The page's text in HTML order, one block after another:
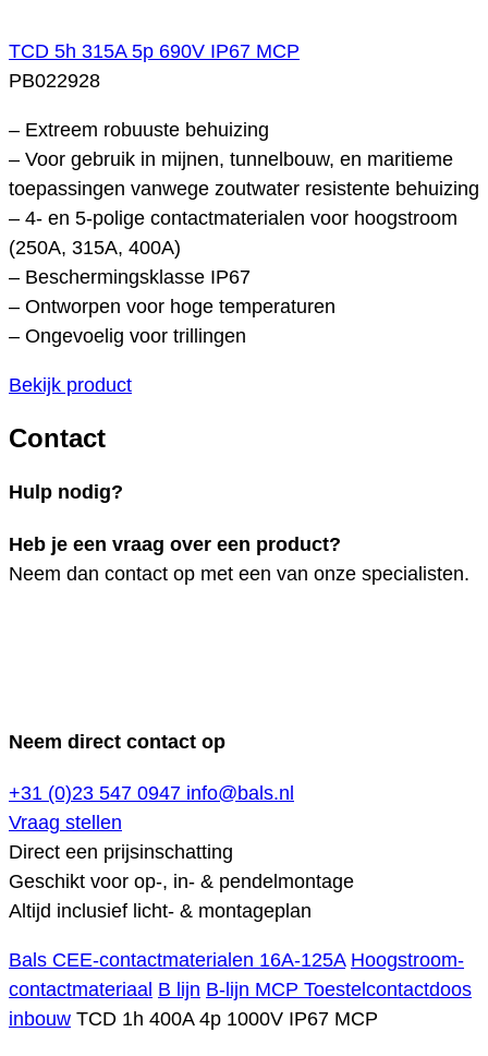
TCD 5h 315A 5p 690V IP67 MCP
PB022928
– Extreem robuuste behuizing
– Voor gebruik in mijnen, tunnelbouw, en maritieme
toepassingen vanwege zoutwater resistente behuizing
– 4- en 5-polige contactmaterialen voor hoogstroom
(250A, 315A, 400A)
– Beschermingsklasse IP67
– Ontworpen voor hoge temperaturen
– Ongevoelig voor trillingen
Bekijk product
Contact
Hulp nodig?
Heb je een vraag over een product?
Neem dan contact op met een van onze specialisten.
Neem direct contact op
+31 (0)23 547 0947 info@bals.nl
Vraag stellen
Direct een prijsinschatting
Geschikt voor op-, in- & pendelmontage
Altijd inclusief licht- & montageplan
Bals CEE-contactmaterialen 16A-125A Hoogstroom-
contactmateriaal B lijn B-lijn MCP Toestelcontactdoos
inbouw TCD 1h 400A 4p 1000V IP67 MCP